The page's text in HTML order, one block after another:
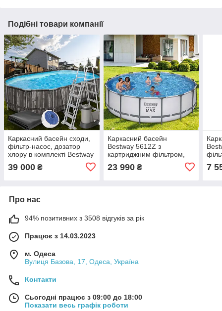
Подібні товари компанії
Каркасний басейн сходи,
фільтр-насос, дозатор
хлору в комплекті Bestway
5611R, 610 х 366 х 122 см
20241 л
39 000 ₴
Каркасний басейн
Bestway 5612Z з
картриджним фільтром,
488х122 см (LM)
23 990₴ 7
Про нас
94% позитивних з 3508 відгуків за рік
Працює з 14.03.2023
м. Одеса
Вулиця Базова, 17, Одеса, Україна
Контакти
Сьогодні працює з 09:00 до 18:00
Показати весь графік роботи